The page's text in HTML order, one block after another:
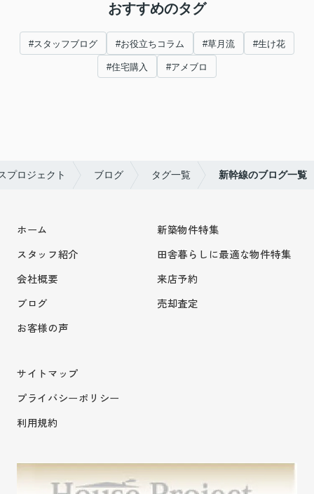
おすすめのタグ
#スタッフブログ #お役立ちコラム #草月流 #生け花
#住宅購入 #アメブロ
プロジェクト ブログ タグ一覧 新幹線のブログ一覧
ホーム
スタッフ紹介
会社概要
ブログ
お客様の声
新築物件特集
田舎暮らしに最適な物件特集
来店予約
売却査定
サイトマップ
プライバシーポリシー
利用規約